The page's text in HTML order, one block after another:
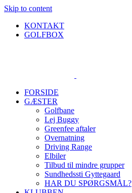
Skip to content
KONTAKT
GOLFBOX
FORSIDE
GÆSTER
Golfbane
Lej Buggy
Greenfee aftaler
Overnatning
Driving Range
Elbiler
Tilbud til mindre grupper
Sundhedssti Gyttegaard
HAR DU SPØRGSMÅL?